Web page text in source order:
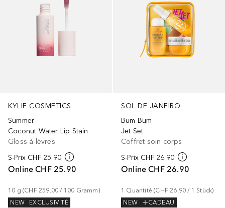
KYLIE COSMETICS
Summer
Coconut Water Lip Stain
Gloss à lèvres
S-Prix CHF 25.90
Online CHF 25.90
10 g (CHF 259.00 / 100 Gramm)
NEW
EXCLUSIVITÉ
SOL DE JANEIRO
Bum Bum
Jet Set
Coffret soin corps
S-Prix CHF 26.90
Online CHF 26.90
1 Quantité (CHF 26.90 / 1 Stück)
NEW
CADEAU